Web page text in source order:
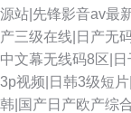
源站|先锋影音av最
产三级在线|日产无
中文幕无线码8区|
3p视频|日韩3级短
韩|国产日产欧产综